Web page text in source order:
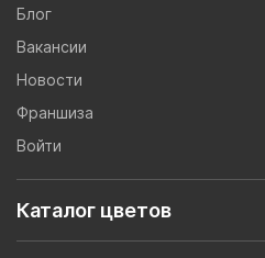
Блог
Вакансии
Новости
Франшиза
Войти
Каталог цветов